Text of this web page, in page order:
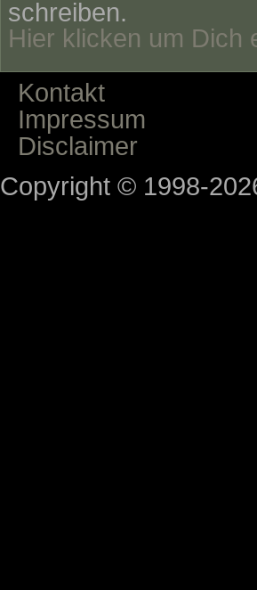
schreiben.
Hier klicken um Dich
Kontakt
Impressum
Disclaimer
Copyright © 1998-